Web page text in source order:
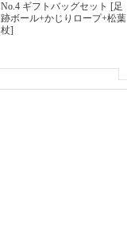
No.4 ギフトバッグセット [足
跡ボール+かじりロープ+松葉
杖]